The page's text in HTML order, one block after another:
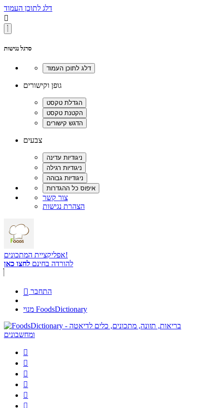
דלג לתוכן העמוד

סרגל נגישות
גופן וקישורים
צבעים
צור קשר
הצהרת נגישות
אפליקציית המתכונים!
להורדה בחינם לחצו כאן
 התחבר
מנוי FoodsDictionary





